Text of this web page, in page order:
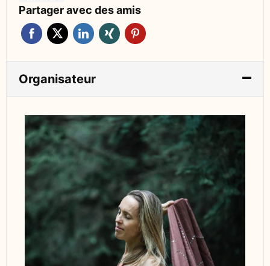
Partager avec des amis
Organisateur